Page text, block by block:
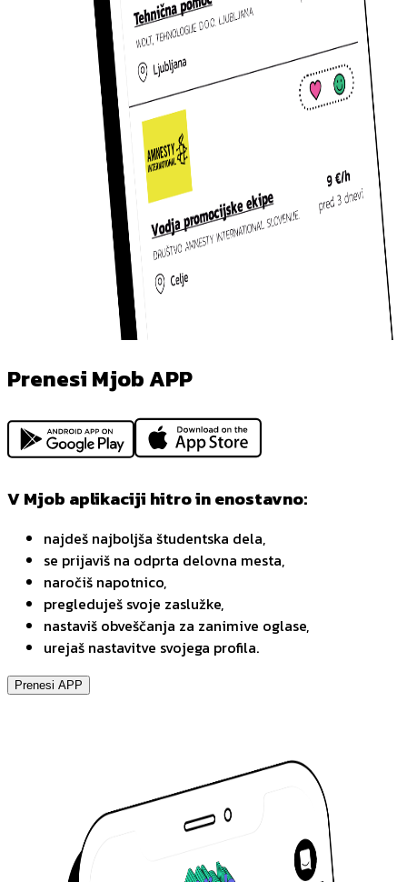
Prenesi Mjob APP
V Mjob aplikaciji hitro in enostavno:
najdeš najboljša študentska dela,
se prijaviš na odprta delovna mesta,
naročiš napotnico,
pregleduješ svoje zaslužke,
nastaviš obveščanja za zanimive oglase,
urejaš nastavitve svojega profila.
Prenesi APP